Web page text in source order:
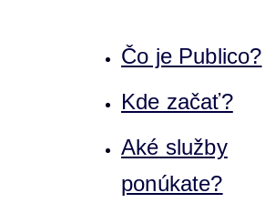
Čo je Publico?
Kde začať?
Aké služby
ponúkate?